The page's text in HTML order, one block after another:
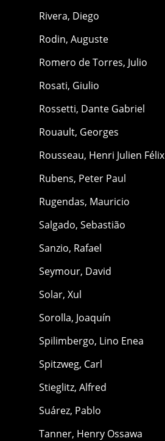
Rivera, Diego
Rodin, Auguste
Romero de Torres, Julio
Rosati, Giulio
Rossetti, Dante Gabriel
Rouault, Georges
Rousseau, Henri Julien Félix
Rubens, Peter Paul
Rugendas, Mauricio
Salgado, Sebastião
Sanzio, Rafael
Seymour, David
Solar, Xul
Sorolla, Joaquín
Spilimbergo, Lino Enea
Spitzweg, Carl
Stieglitz, Alfred
Suárez, Pablo
Tanner, Henry Ossawa